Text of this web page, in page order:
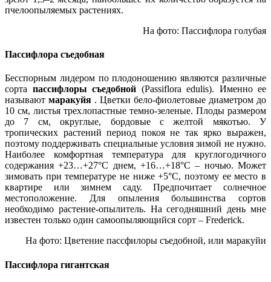
пчелоопыляемых растениях.
На фото: Пассифлора голубая
Пассифлора съедобная
Бесспорным лидером по плодоношению являются различные
сорта пассифлоры съедобной (Passiflora edulis). Именно ее
называют маракуйя . Цветки бело-фиолетовые диаметром до
10 см, листья трехлопастные темно-зеленые. Плоды размером
до 7 см, округлые, бордовые с желтой мякотью. У
тропических растений период покоя не так ярко выражен,
поэтому поддерживать специальные условия зимой не нужно.
Наиболее комфортная температура для круглогодичного
содержания +23…+27°С днем, +16…+18°С – ночью. Может
зимовать при температуре не ниже +5°С, поэтому ее место в
квартире или зимнем саду. Предпочитает солнечное
местоположение. Для опыления большинства сортов
необходимо растение-опылитель. На сегодняшний день мне
известен только один самоопыляющийся сорт – Frederick.
На фото: Цветение пассфилоры съедобной, или маракуйи
Пассифлора гигантская